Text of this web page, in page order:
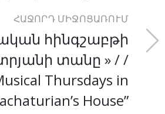
ՀԱՋՈՐԴ ՄԻՋՈՑԱՌՈՒՄ
հինգշաբթի
տանը » / /
Thursdays in
House”